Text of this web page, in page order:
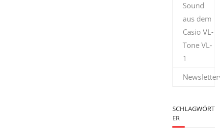
Sound
aus dem
Casio VL-
Tone VL-
1
SCHLAGWÖRT
ER